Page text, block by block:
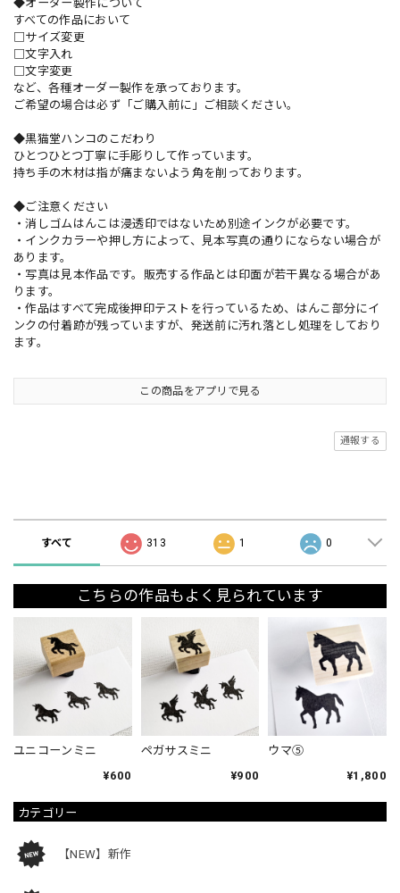
カテゴリー
【NEW】新作
◆オーダー製作について
すべての作品において
□サイズ変更
□文字入れ
□文字変更
など、各種オーダー製作を承っております。
ご希望の場合は必ず「ご購入前に」ご相談ください。
◆黒猫堂ハンコのこだわり
ひとつひとつ丁寧に手彫りして作っています。
持ち手の木材は指が痛まないよう角を削っております。
◆ご注意ください
・消しゴムはんこは浸透印ではないため別途インクが必要です。
・インクカラーや押し方によって、見本写真の通りにならない場合が
あります。
・写真は見本作品です。販売する作品とは印面が若干異なる場合があ
ります。
・作品はすべて完成後押印テストを行っているため、はんこ部分にイ
ンクの付着跡が残っていますが、発送前に汚れ落とし処理をしており
ます。
この商品をアプリで見る
通報する
すべて 313 1 0
こちらの作品もよく見られています
ユニコーンミニ
¥600
ペガサスミニ
¥900
ウマ⑤
¥1,800